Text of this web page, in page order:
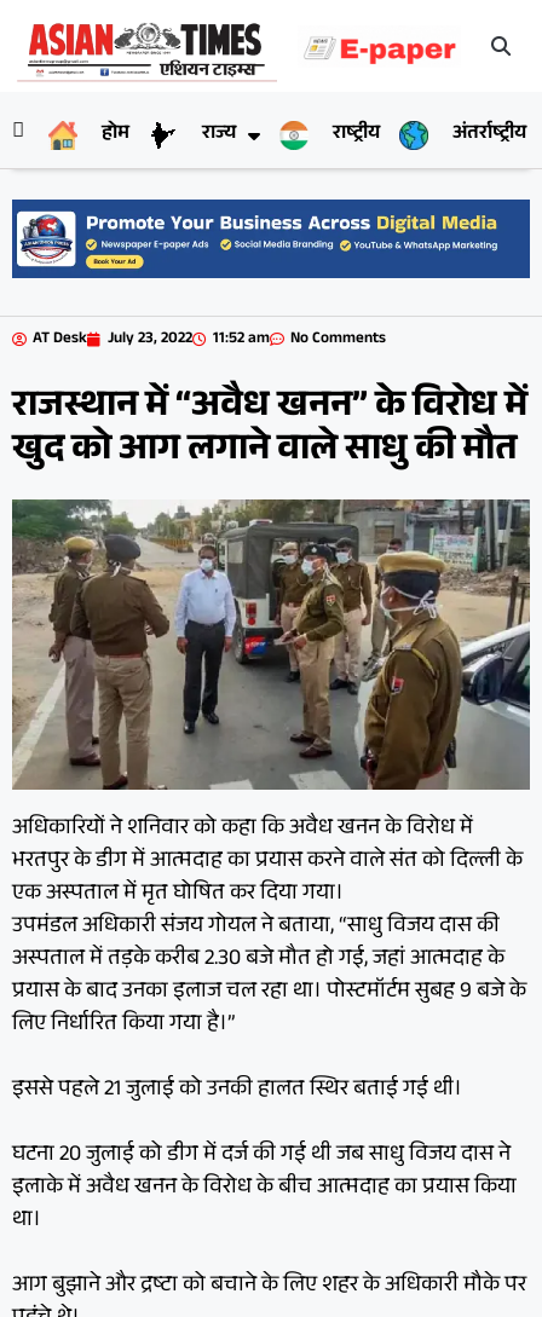
होम राज्य राष्ट्रीय अंतर्राष्ट्रीय
AT Desk July 23, 2022 11:52 am No Comments
राजस्थान में “अवैध खनन” के विरोध में
खुद को आग लगाने वाले साधु की मौत
अधिकारियों ने शनिवार को कहा कि अवैध खनन के विरोध में
भरतपुर के डीग में आत्मदाह का प्रयास करने वाले संत को दिल्ली के
एक अस्पताल में मृत घोषित कर दिया गया।
उपमंडल अधिकारी संजय गोयल ने बताया, “साधु विजय दास की
अस्पताल में तड़के करीब 2.30 बजे मौत हो गई, जहां आत्मदाह के
प्रयास के बाद उनका इलाज चल रहा था। पोस्टमॉर्टम सुबह 9 बजे के
लिए निर्धारित किया गया है।”
इससे पहले 21 जुलाई को उनकी हालत स्थिर बताई गई थी।
घटना 20 जुलाई को डीग में दर्ज की गई थी जब साधु विजय दास ने
इलाके में अवैध खनन के विरोध के बीच आत्मदाह का प्रयास किया
था।
आग बुझाने और द्रष्टा को बचाने के लिए शहर के अधिकारी मौके पर